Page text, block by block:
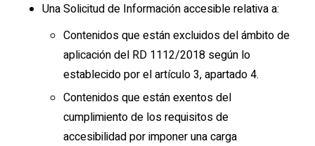
Una Solicitud de Información accesible relativa a:
Contenidos que están excluidos del ámbito de
aplicación del RD 1112/2018 según lo
establecido por el artículo 3, apartado 4.
Contenidos que están exentos del
cumplimiento de los requisitos de
accesibilidad por imponer una carga